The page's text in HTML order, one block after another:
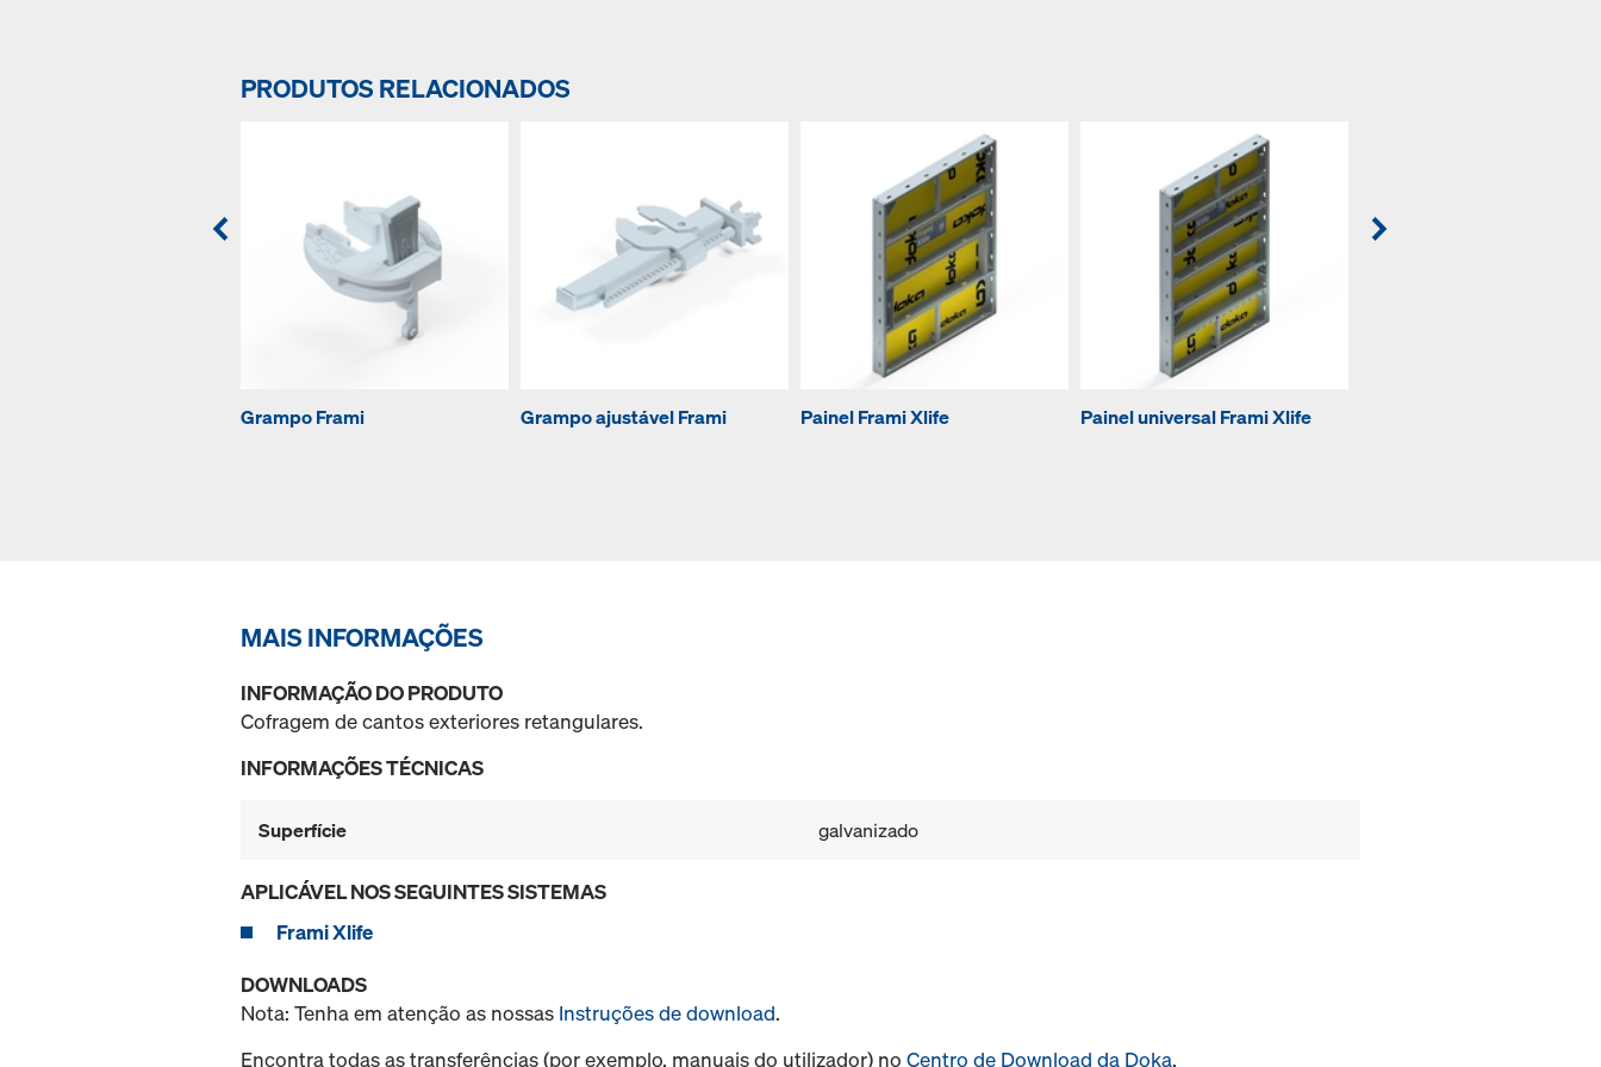
PRODUTOS RELACIONADOS
Grampo Frami Grampo ajustável Frami Painel Frami Xlife Painel universal Frami Xlife
MAIS INFORMAÇÕES
INFORMAÇÃO DO PRODUTO
Cofragem de cantos exteriores retangulares.
INFORMAÇÕES TÉCNICAS
Superfície galvanizado
APLICÁVEL NOS SEGUINTES SISTEMAS
Frami Xlife
DOWNLOADS
Nota: Tenha em atenção as nossas Instruções de download.
Encontra todas as transferências (por exemplo, manuais do utilizador) no Centro de Download da Doka.